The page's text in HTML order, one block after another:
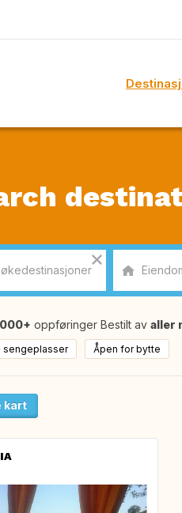
oppføringer Bestilt av aller
sengeplasser Åpen for bytte
kart